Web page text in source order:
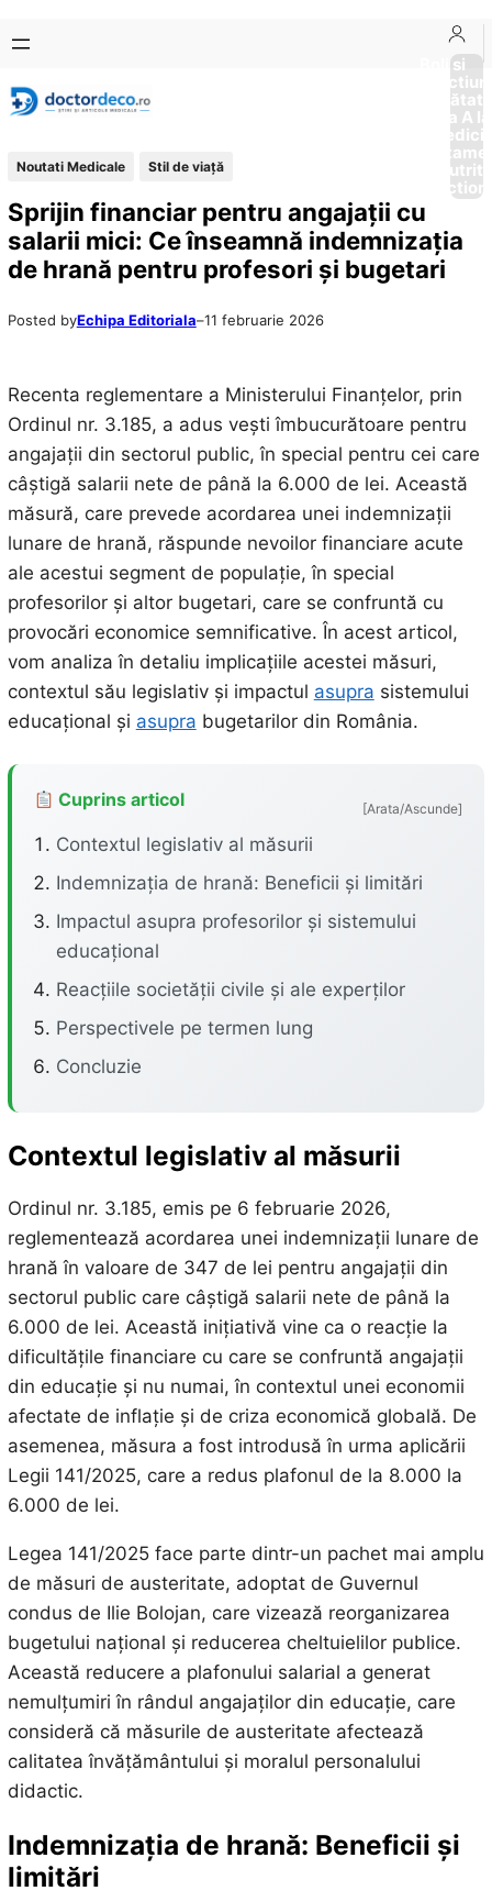
conținut
content
Boli si
Afectiuni
Sănătate
de la A
Noutati Medicale Stil de viaţă
Sprijin financiar pentru angajații cu
salarii mici: Ce înseamnă indemnizația
de hrană pentru profesori și bugetari
Posted byEchipa Editoriala–11 februarie 2026
Recenta reglementare a Ministerului Finanțelor, prin
Ordinul nr. 3.185, a adus vești îmbucurătoare pentru
angajații din sectorul public, în special pentru cei care
câștigă salarii nete de până la 6.000 de lei. Această
măsură, care prevede acordarea unei indemnizații
lunare de hrană, răspunde nevoilor financiare acute
ale acestui segment de populație, în special
profesorilor și altor bugetari, care se confruntă cu
provocări economice semnificative. În acest articol,
vom analiza în detaliu implicațiile acestei măsuri,
contextul său legislativ și impactul asupra sistemului
educațional și asupra bugetarilor din România.
Cuprins articol [Arata/Ascunde]
Contextul legislativ al măsurii
Indemnizația de hrană: Beneficii și limitări
Impactul asupra profesorilor și sistemului
educațional
Reacțiile societății civile și ale experților
Perspectivele pe termen lung
Concluzie
Contextul legislativ al măsurii
Ordinul nr. 3.185, emis pe 6 februarie 2026,
reglementează acordarea unei indemnizații lunare de
hrană în valoare de 347 de lei pentru angajații din
sectorul public care câștigă salarii nete de până la
6.000 de lei. Această inițiativă vine ca o reacție la
dificultățile financiare cu care se confruntă angajații
din educație și nu numai, în contextul unei economii
afectate de inflație și de criza economică globală. De
asemenea, măsura a fost introdusă în urma aplicării
Legii 141/2025, care a redus plafonul de la 8.000 la
6.000 de lei.
Legea 141/2025 face parte dintr-un pachet mai amplu
de măsuri de austeritate, adoptat de Guvernul
condus de Ilie Bolojan, care vizează reorganizarea
bugetului național și reducerea cheltuielilor publice.
Această reducere a plafonului salarial a generat
nemulțumiri în rândul angajaților din educație, care
consideră că măsurile de austeritate afectează
calitatea învățământului și moralul personalului
didactic.
Indemnizația de hrană: Beneficii și
limitări